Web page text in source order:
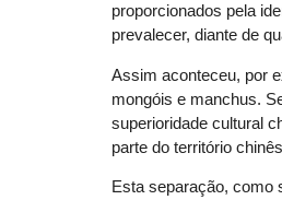
proporcionados pela
prevalecer, diante de
Assim aconteceu, por
mongóis e manchus.
superioridade cultural
parte do território
Esta separação, como